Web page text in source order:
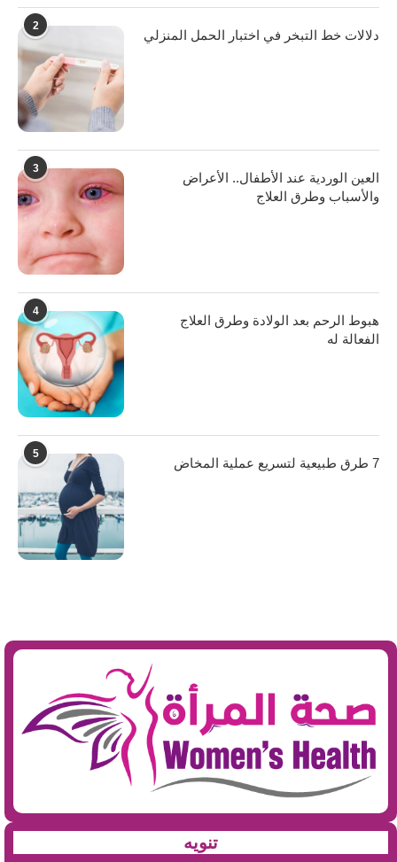
2
دلالات خط التبخر في اختبار الحمل المنزلي
3
العين الوردية عند الأطفال.. الأعراض
والأسباب وطرق العلاج
4
هبوط الرحم بعد الولادة وطرق العلاج
الفعالة له
5
7 طرق طبيعية لتسريع عملية المخاض
تنويه